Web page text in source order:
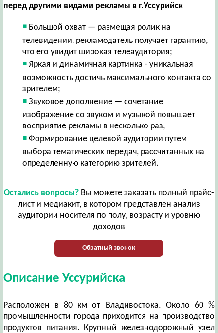
перед другими видами рекламы в г.Уссурийск
Большой охват — размещая ролик на
телевидении, рекламодатель получает гарантию,
что его увидит широкая телеаудитория;
Яркая и динамичная картинка - уникальная
возможность достичь максимального контакта со
зрителем;
Звуковое дополнение — сочетание
изображение со звуком и музыкой повышает
восприятие рекламы в несколько раз;
Формирование целевой аудитории путем
выбора тематических передач, рассчитанных на
определенную категорию зрителей.
Остались вопросы?Вы можете заказать полный прайс-
лист и медиакит, в котором представлен анализ
аудитории носителя по полу, возрасту и уровню
доходов
Обратный звонок
Описание Уссурийска
Расположен в 80 км от Владивостока. Около 60 %
промышленности города приходится на производство
продуктов питания. Крупный железнодорожный узел